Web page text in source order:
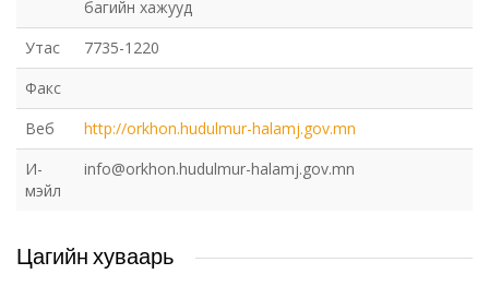
багийн хажууд
Утас
7735-1220
Факс
Веб
http://orkhon.hudulmur-halamj.gov.mn
И-
мэйл
info@orkhon.hudulmur-halamj.gov.mn
Цагийн хуваарь